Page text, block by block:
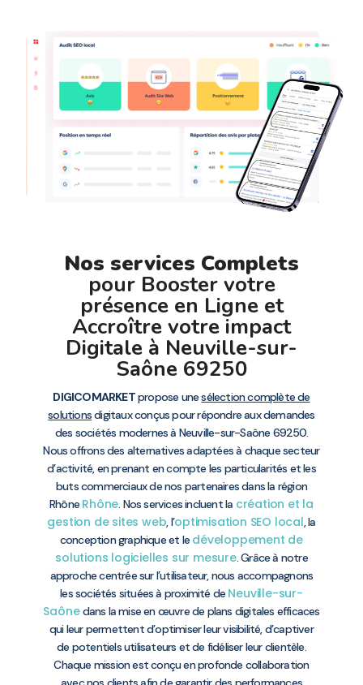
Nos services Complets
pour Booster votre
présence en Ligne et
Accroître votre impact
Digitale à Neuville-sur-
Saône 69250
DIGICOMARKETpropose unesélection complète de
solutionsdigitaux conçus pour répondre aux demandes
des sociétés modernes à Neuville-sur-Saône 69250.
Nous offrons des alternatives adaptées à chaque secteur
d’activité, en prenant en compte les particularités et les
buts commerciaux de nos partenaires dans la région
Rhône Rhône. Nos services incluent la création et la
gestion de sites web, l’optimisation SEO local, la
conception graphique et le développement de
solutions logicielles sur mesure. Grâce à notre
approche centrée sur l’utilisateur, nous accompagnons
les sociétés situées à proximité de Neuville-sur-
Saônedans la mise en œuvre de plans digitales efficaces
qui leur permettent d’optimiser leur visibilité, d’captiver
de potentiels utilisateurs et de fidéliser leur clientèle.
Chaque mission est conçu en profonde collaboration